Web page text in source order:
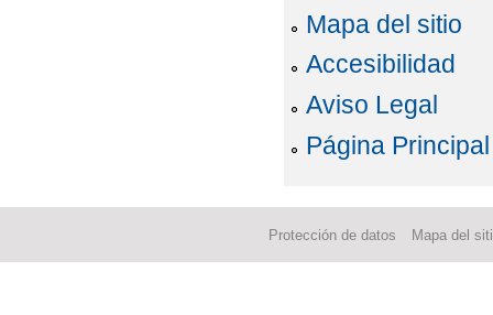
Mapa del sitio
Accesibilidad
Aviso Legal
Página Principal
Protección de datos Mapa del